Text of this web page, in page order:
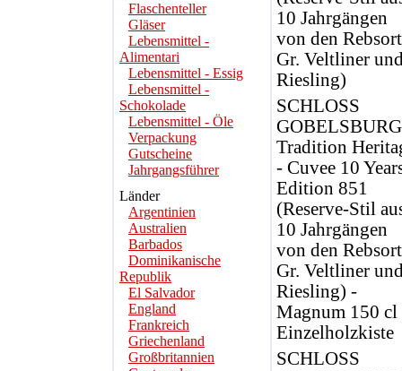
Flaschenteller
Gläser
Lebensmittel -
Alimentari
Lebensmittel - Essig
Lebensmittel -
Schokolade
Lebensmittel - Öle
Verpackung
Gutscheine
Jahrgangsführer
Länder
Argentinien
Australien
Barbados
Dominikanische
Republik
El Salvador
England
Frankreich
Griechenland
Großbritannien
10 Jahrgängen
von den
Gr. Veltliner
Riesling)
SCHLOSS
GOBELSBURG
Tradition
- Cuvee 10
Edition 851
(Reserve-Stil
10 Jahrgängen
von den
Gr. Veltliner
Riesling) -
Magnum 150 cl
Einzelholzkiste
SCHLOSS